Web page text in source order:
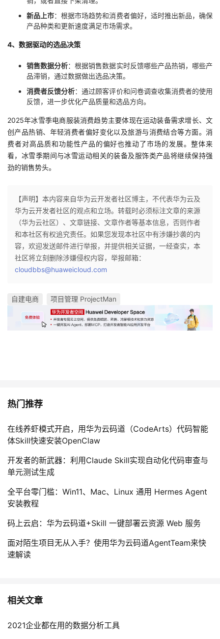
新品上市：根据市场趋势和消费者偏好，适时推出新品，确保
产品种类和更新速度满足市场需求。
4、数据驱动的选品决策
销售数据分析：根据销售数据实时反馈哪些产品热销，哪些产
品滞销，通过数据做出选品决策。
消费者反馈分析：通过顾客评价和问卷调查收集消费者的使用
反馈，进一步优化产品质量和选品方向。
2025年冰雪季电商服装消费趋势主要体现在运动装备需求增长、文
创产品热销、年轻消费者偏好变化以及旅游与消费结合等方面。消
费者对高品质和功能性产品的偏好也推动了市场的发展。整体来
看，冰雪季期间与冰雪运动相关的装备及服饰类产品将继续保持强
劲的销售势头。
【声明】本内容来自华为云开发者社区博主，不代表华为云及
华为云开发者社区的观点和立场。转载时必须标注文章的来源
（华为云社区）、文章链接、文章作者等基本信息，否则作者
和本社区有权追究责任。如果您发现本社区中有涉嫌抄袭的内
容，欢迎发送邮件进行举报，并提供相关证据，一经查实，本
社区将立刻删除涉嫌侵权内容，举报邮箱：
cloudbbs@huaweicloud.com
自建电商 项目管理 ProjectMan
热门推荐
在线养虾模式开启，用华为云码道（CodeArts）代码智能
体Skill快速安装OpenClaw
开发者的新武器：利用Claude Skill实现自动化代码审查与
单元测试生成
全平台零门槛：Win11、Mac、Linux 通用 Hermes Agent
安装教程
码上云启：华为云码道+Skill 一键部署云资源 Web 服务
面对陌生项目无从入手？使用华为云码道AgentTeam来快
速解读
相关文章
2021企业都在用的数据分析工具